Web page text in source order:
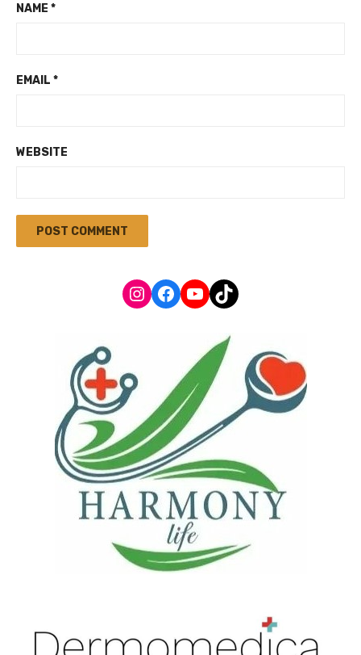
NAME *
EMAIL *
WEBSITE
Instagram
Facebook
YouTube
TikTok